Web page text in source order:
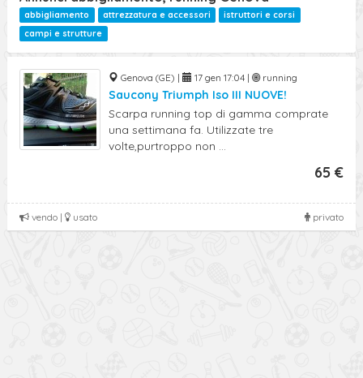
abbigliamento attrezzatura e accessori
istruttori e corsi
campi e strutture
Genova (GE) | 17 gen 17:04 | running
Saucony Triumph Iso III NUOVE!
Scarpa running top di gamma comprate
una settimana fa. Utilizzate tre
volte,purtroppo non ...
65 €
privato
vendo | usato